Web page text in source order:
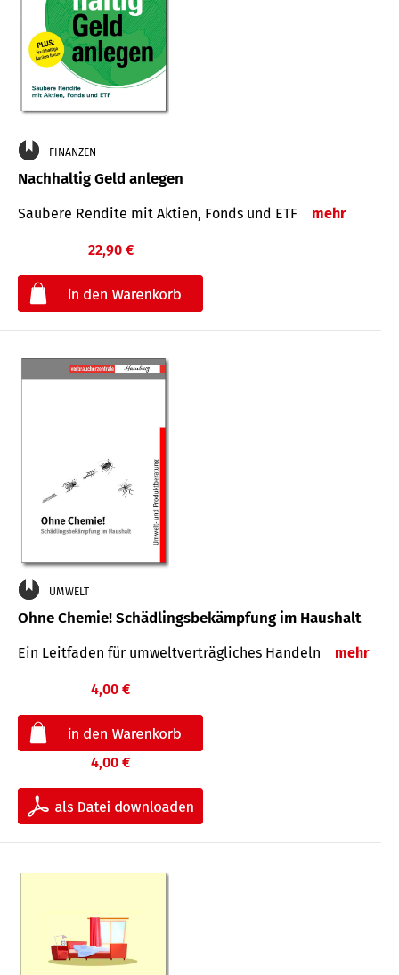
FINANZEN
Nachhaltig Geld anlegen
Saubere Rendite mit Aktien, Fonds und ETF mehr
22,90 €
UMWELT
Ohne Chemie! Schädlingsbekämpfung im Haushalt
Ein Leitfaden für um­welt­ver­träg­liches Han­deln mehr
4,00 €
4,00 €